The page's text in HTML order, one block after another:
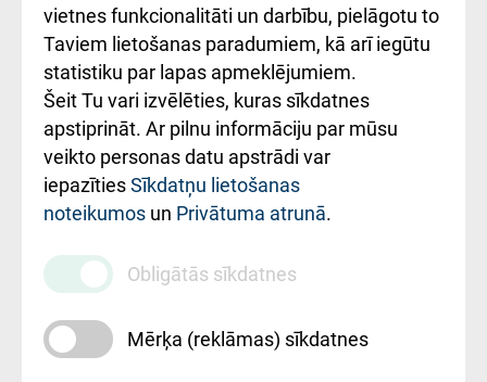
Rēķinu apmaksas
ceļvedis
Rekvizīti un
ārstniecības
iestādes kods
010000234
Maksas
pakalpojumu
cenrādis
vietnes funkcionalitāti un darbību, pielāgotu to
Taviem lietošanas paradumiem, kā arī iegūtu
statistiku par lapas apmeklējumiem.
Šeit Tu vari izvēlēties, kuras sīkdatnes
apstiprināt. Ar pilnu informāciju par mūsu
veikto personas datu apstrādi var
iepazītiesSīkdatņu lietošanas
noteikumos un Privātuma atrunā.
Obligātās sīkdatnes
Mērķa (reklāmas) sīkdatnes